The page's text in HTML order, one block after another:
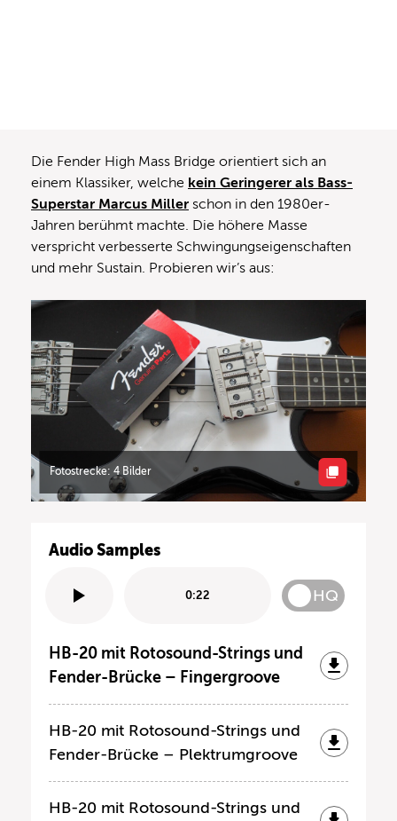
Die Fender High Mass Bridge orientiert sich an
einem Klassiker, welche kein Geringerer als Bass-
Superstar Marcus Miller schon in den 1980er-
Jahren berühmt machte. Die höhere Masse
verspricht verbesserte Schwingungseigenschaften
und mehr Sustain. Probieren wir’s aus:
Fotostrecke: 4 Bilder
Audio Samples
0:22 HQ
HB-20 mit Rotosound-Strings und
Fender-Brücke – Fingergroove
HB-20 mit Rotosound-Strings und
Fender-Brücke – Plektrumgroove
HB-20 mit Rotosound-Strings und